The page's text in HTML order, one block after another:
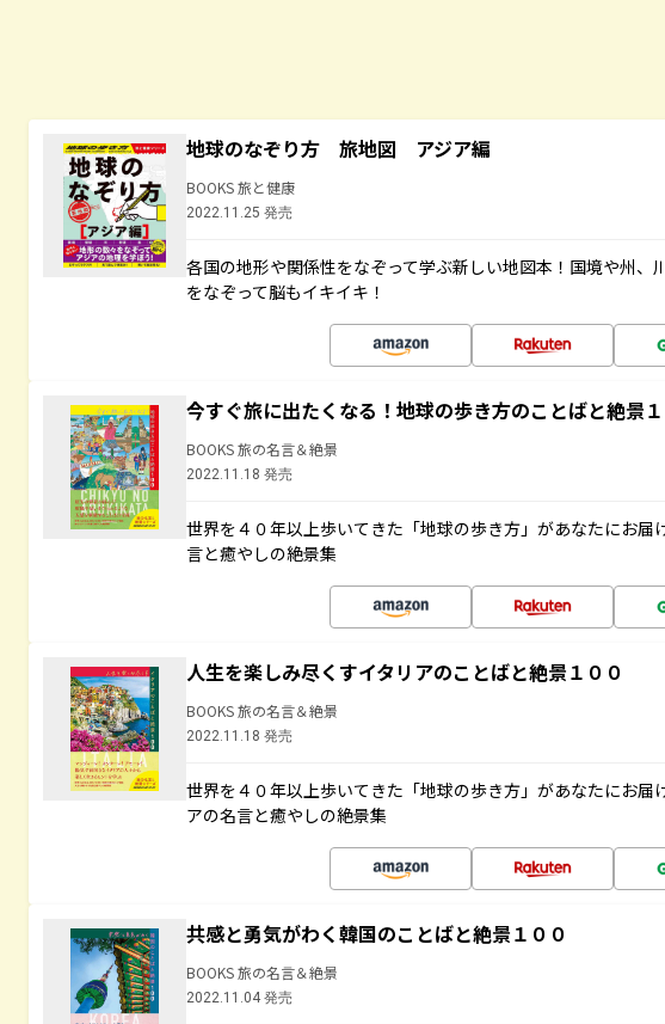
地球のなぞり方 旅地図 アジア編
BOOKS 旅と健康
2022.11.25 発売
各国の地形や関係性をなぞって学ぶ新しい地図本！国境や州、
をなぞって脳もイキイキ！
今すぐ旅に出たくなる！地球の歩き方のことばと絶景
BOOKS 旅の名言＆絶景
2022.11.18 発売
世界を４０年以上歩いてきた「地球の歩き方」があなたにお届
言と癒やしの絶景集
人生を楽しみ尽くすイタリアのことばと絶景１００
BOOKS 旅の名言＆絶景
2022.11.18 発売
世界を４０年以上歩いてきた「地球の歩き方」があなたにお届
アの名言と癒やしの絶景集
共感と勇気がわく韓国のことばと絶景１００
BOOKS 旅の名言＆絶景
2022.11.04 発売